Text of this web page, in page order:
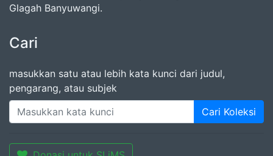
Glagah Banyuwangi.
Cari
masukkan satu atau lebih kata kunci dari judul,
pengarang, atau subjek
Cari Koleksi